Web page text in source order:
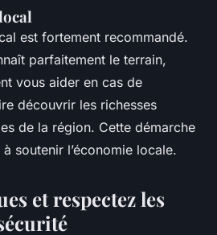
est fortement recommandé.
parfaitement le terrain,
vous aider en cas de
découvrir les richesses
de la région. Cette démarche
soutenir l’économie locale.
et respectez les